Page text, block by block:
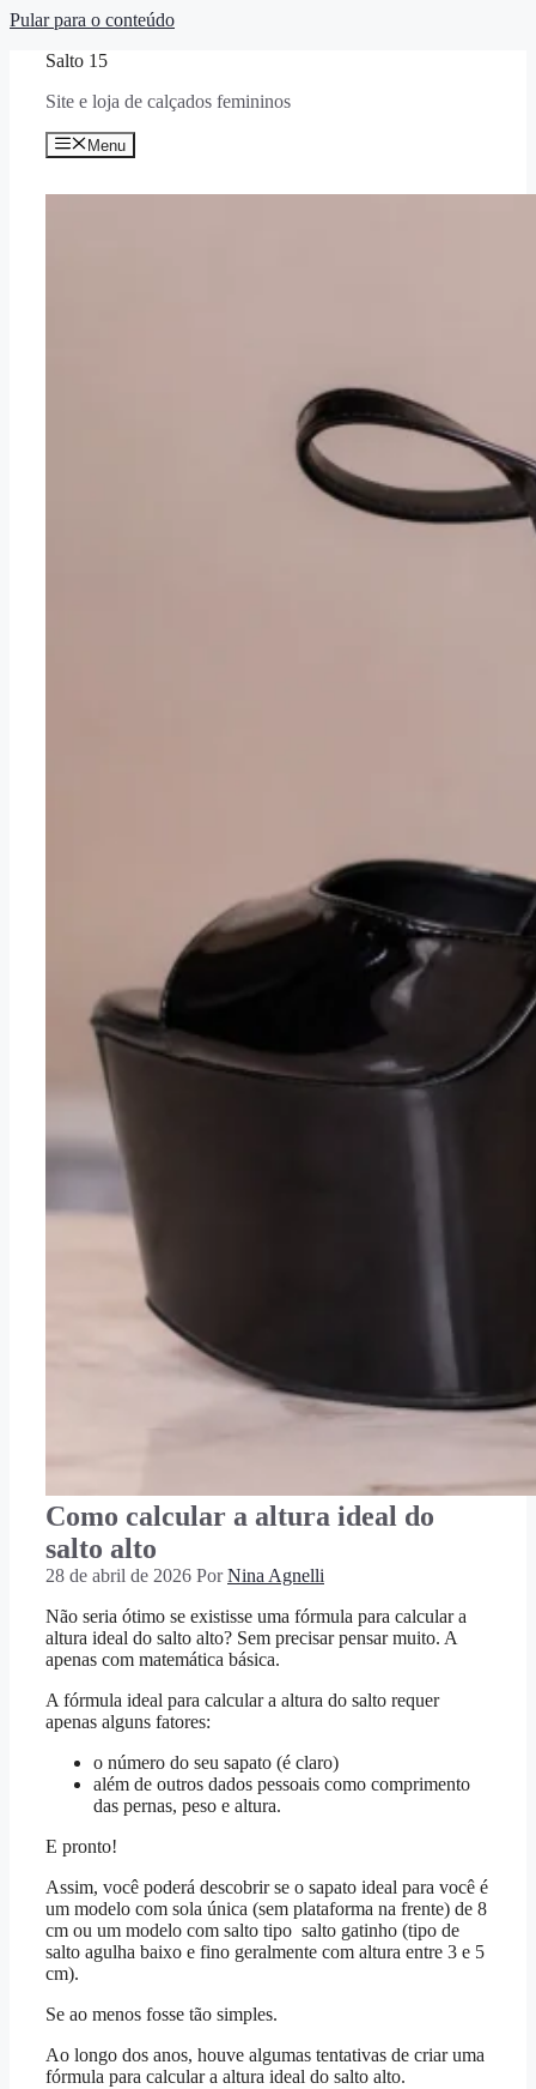
Pular para o conteúdo
Salto 15
Site e loja de calçados femininos
Menu
Como calcular a altura ideal do
salto alto
28 de abril de 2026 PorNina Agnelli
Não seria ótimo se existisse uma fórmula para calcular a
altura ideal do salto alto? Sem precisar pensar muito. A
apenas com matemática básica.
A fórmula ideal para calcular a altura do salto requer
apenas alguns fatores:
o número do seu sapato (é claro)
além de outros dados pessoais como comprimento
das pernas, peso e altura.
E pronto!
Assim, você poderá descobrir se o sapato ideal para você é
um modelo com sola única (sem plataforma na frente) de 8
cm ou um modelo com salto tipo salto gatinho (tipo de
salto agulha baixo e fino geralmente com altura entre 3 e 5
cm).
Se ao menos fosse tão simples.
Ao longo dos anos, houve algumas tentativas de criar uma
fórmula para calcular a altura ideal do salto alto.